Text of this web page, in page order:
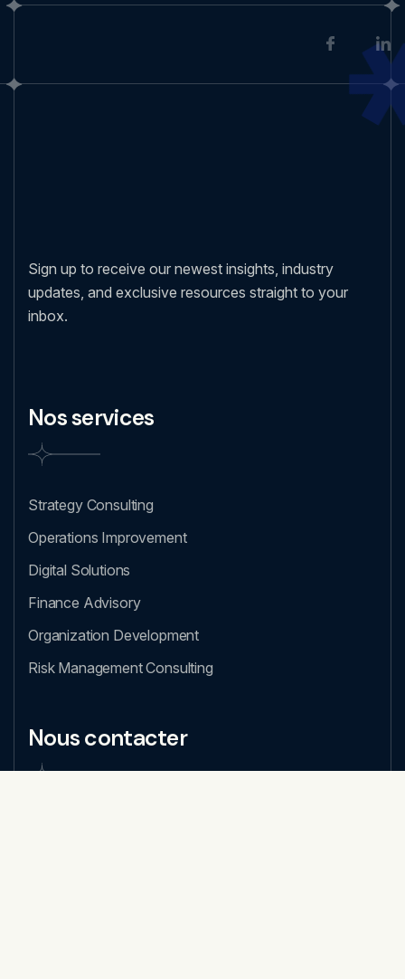
Sign up to receive our newest insights, industry
updates, and exclusive resources straight to your
inbox.
Nos services
Strategy Consulting
Operations Improvement
Digital Solutions
Finance Advisory
Organization Development
Risk Management Consulting
Nous contacter